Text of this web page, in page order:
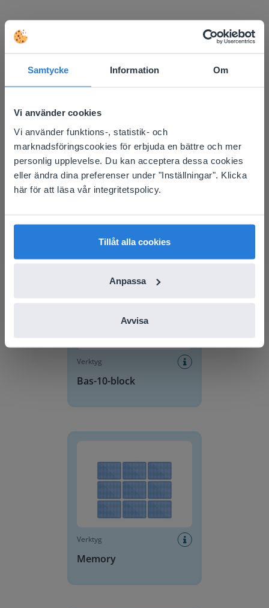
Samtycke Information Om
Vi använder cookies
Vi använder funktions-, statistik- och
marknadsföringscookies för erbjuda en bättre och mer
personlig upplevelse. Du kan acceptera dessa cookies
eller ändra dina preferenser under "Inställningar". Klicka
här för att läsa vår integritetspolicy.
Tillåt alla cookies
Anpassa
Avvisa
Upptäck mer!
Sittschema för klassrummet
Verktyg
klassrummet
Bas-10-block
Verktyg
Bas-10-block
Verktyg
Memory
This website doesn't match
your location
Based on your location, we think you might
prefer to visit our English website. There you'll
English
Svenska